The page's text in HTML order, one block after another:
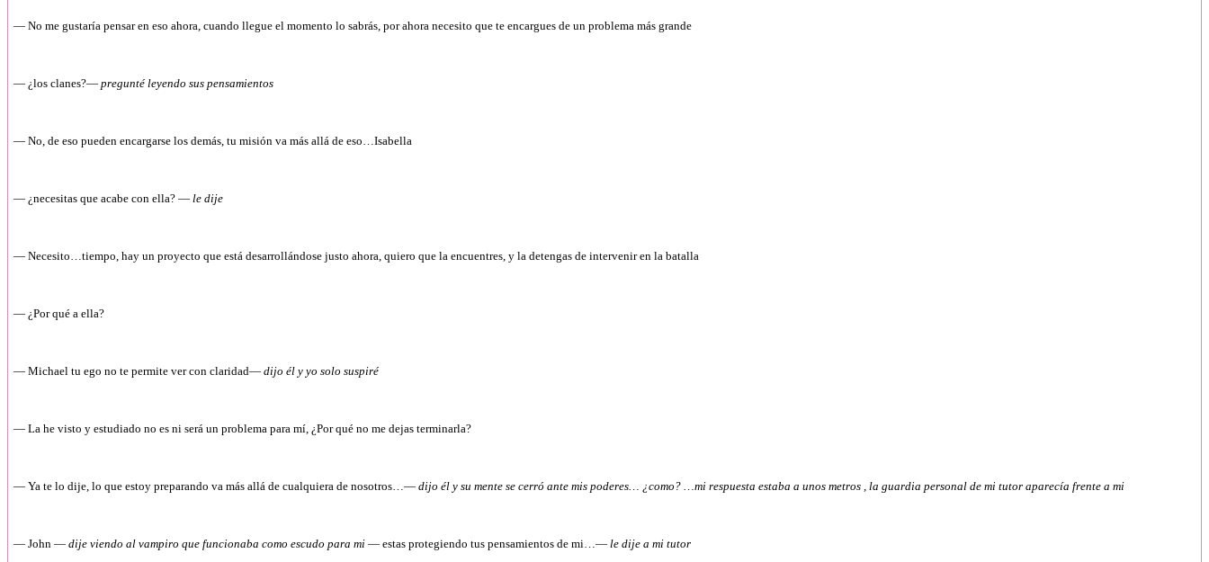
— No me gustaría pensar en eso ahora, cuando llegue el momento lo sabrás, por ahora necesito que te encargues de un problema más grande
— ¿los clanes?— pregunté leyendo sus pensamientos
— No, de eso pueden encargarse los demás, tu misión va más allá de eso…Isabella
— ¿necesitas que acabe con ella? — le dije
— Necesito…tiempo, hay un proyecto que está desarrollándose justo ahora, quiero que la encuentres, y la detengas de intervenir en la batalla
— ¿Por qué a ella?
— Michael tu ego no te permite ver con claridad— dijo él y yo solo suspiré
— La he visto y estudiado no es ni será un problema para mí, ¿Por qué no me dejas terminarla?
— Ya te lo dije, lo que estoy preparando va más allá de cualquiera de nosotros…— dijo él y su mente se cerró ante mis poderes… ¿como? …mi respuesta estaba a unos metros , la guardia personal de mi tutor aparecía frente a mi
— John — dije viendo al vampiro que funcionaba como escudo para mi — estas protegiendo tus pensamientos de mi…— le dije a mi tutor